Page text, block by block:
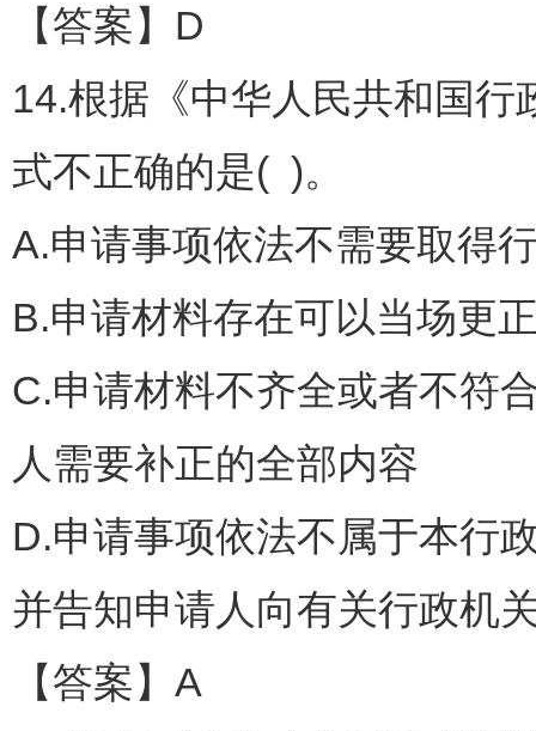
【答案】D
14.根据《中华人民共和国
式不正确的是( )。
A.申请事项依法不需要取得
B.申请材料存在可以当场更
C.申请材料不齐全或者不符
人需要补正的全部内容
D.申请事项依法不属于本行
并告知申请人向有关行政机
【答案】A